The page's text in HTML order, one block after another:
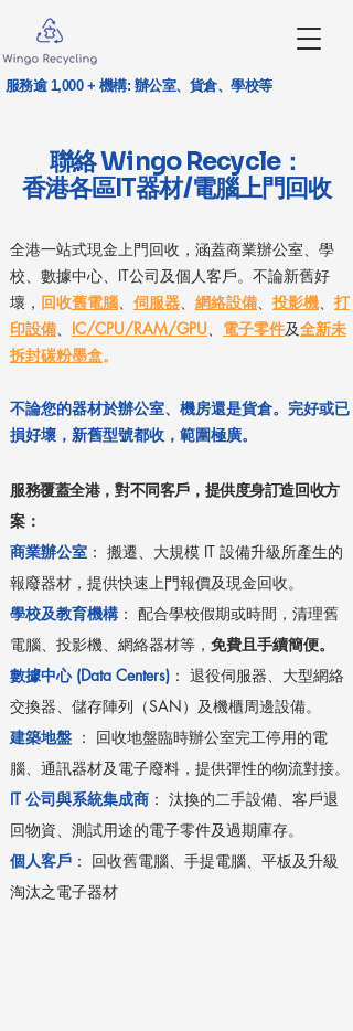
服務逾 1,000 + 機構: 辦公室、貨倉、學校等
IT Recycling Specialest
聯絡 Wingo Recycle：
香港各區IT器材/電腦上門回收
全港一站式現金上門回收，涵蓋商業辦公室、學
校、數據中心、IT公司及個人客戶。不論新舊好
壞， 回收舊電腦、 伺服器、 網絡設備、 投影機、 打
印設備、 IC/CPU/RAM/GPU、 電子零件及全新未
拆封碳粉墨盒。
不論您的器材於辦公室、機房還是貨倉。完好或已
損好壞，新舊型號都收，範圍極廣。
服務覆蓋全港，對不同客戶，提供度身訂造回收方
案：
商業辦公室 ： 搬遷、大規模 IT 設備升級所產生的
報廢器材，提供快速上門報價及現金回收。
學校及教育機構： 配合學校假期或時間，清理舊
電腦、投影機、網絡器材等， 免費且手續簡便。
數據中心 (Data Centers) ： 退役伺服器、大型網絡
交換器、儲存陣列（SAN）及機櫃周邊設備。
建築地盤 ： 回收地盤臨時辦公室完工停用的電
腦、通訊器材及電子廢料，提供彈性的物流對接。
IT 公司與系統集成商 ： 汰換的二手設備、客戶退
回物資、測試用途的電子零件及過期庫存。
個人客戶 ： 回收舊電腦、手提電腦、平板及升級
淘汰之電子器材